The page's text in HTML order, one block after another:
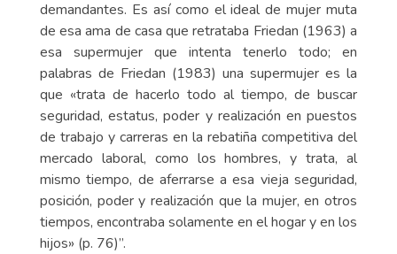
demandantes. Es así como el ideal de mujer muta
de esa ama de casa que retrataba Friedan (1963) a
esa supermujer que intenta tenerlo todo; en
palabras de Friedan (1983) una supermujer es la
que «trata de hacerlo todo al tiempo, de buscar
seguridad, estatus, poder y realización en puestos
de trabajo y carreras en la rebatiña competitiva del
mercado laboral, como los hombres, y trata, al
mismo tiempo, de aferrarse a esa vieja seguridad,
posición, poder y realización que la mujer, en otros
tiempos, encontraba solamente en el hogar y en los
hijos» (p. 76)”.